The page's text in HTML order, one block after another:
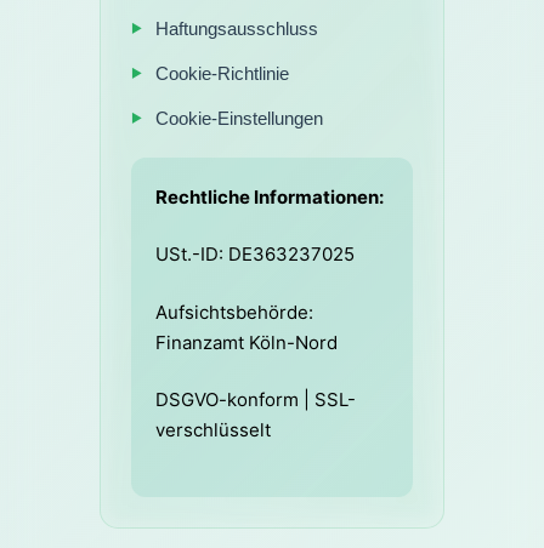
Haftungsausschluss
Cookie-Richtlinie
Cookie-Einstellungen
Rechtliche Informationen:
USt.-ID: DE363237025
Aufsichtsbehörde:
Finanzamt Köln-Nord
DSGVO-konform | SSL-
verschlüsselt